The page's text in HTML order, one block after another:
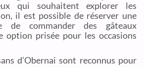
qui souhaitent explorer les
il est possible de réserver une
de commander des gâteaux
option prisée pour les occasions
d’Obernai sont reconnus pour